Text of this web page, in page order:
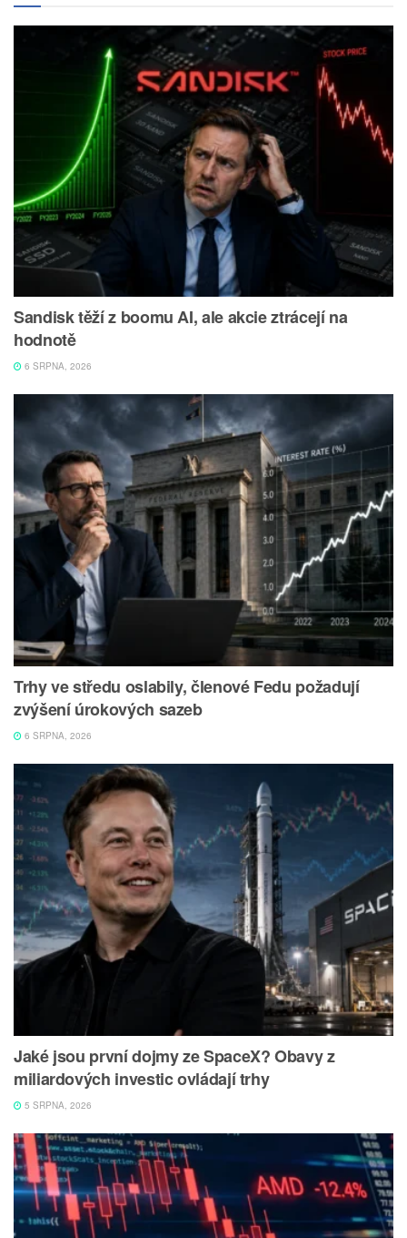
Sandisk těží z boomu AI, ale akcie ztrácejí na
hodnotě
6 SRPNA, 2026
Trhy ve středu oslabily, členové Fedu požadují
zvýšení úrokových sazeb
6 SRPNA, 2026
Jaké jsou první dojmy ze SpaceX? Obavy z
miliardových investic ovládají trhy
5 SRPNA, 2026